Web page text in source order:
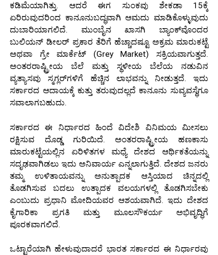
ಕಡಿಮೆಯಾಗಿತ್ತು. ಆದರೆ ಈಗ ಸುಂಕವು ಶೇಕಡಾ 15ಕ್ಕೆ
ಏರಿರುವುದರಿಂದ ಕಾನೂನುಬದ್ಧವಾಗಿ ಆಮದು ಮಾಡಿಕೊಳ್ಳುವುದು
ದುಬಾರಿಯಾಗಲಿದೆ. ಮುಂಬೈನ ಖಾಸಗಿ ಬ್ಯಾಂಕ್‌ವೊಂದರ
ಬುಲಿಯನ್ ಡೀಲರ್ ಪ್ರಕಾರ ತೆರಿಗೆ ಹೆಚ್ಚಾದಷ್ಟೂ ಅಕ್ರಮ ಮಾರುಕಟ್ಟೆ
ಅಥವಾ ಗ್ರೇ ಮಾರ್ಕೆಟ್ (Grey Market) ಸಕ್ರಿಯವಾಗುತ್ತದೆ.
ಅಂತರರಾಷ್ಟ್ರೀಯ ಬೆಲೆ ಮತ್ತು ಸ್ಥಳೀಯ ಬೆಲೆಯ ನಡುವಿನ
ವ್ಯತ್ಯಾಸವು ಸ್ಮಗ್ಲರ್‌ಗಳಿಗೆ ಹೆಚ್ಚಿನ ಲಾಭವನ್ನು ನೀಡುತ್ತದೆ. ಇದು
ಸರ್ಕಾರದ ಆದಾಯಕ್ಕೆ ಕುತ್ತು ತರುವುದಲ್ಲದೆ ಕಾನೂನು ಸುವ್ಯವಸ್ಥೆಗೂ
ಸವಾಲಾಗಬಹುದು.
ಸರ್ಕಾರದ ಈ ನಿರ್ಧಾರದ ಹಿಂದೆ ವಿದೇಶಿ ವಿನಿಮಯ ಮೀಸಲು
ರಕ್ಷಿಸುವ ದೊಡ್ಡ ಗುರಿಯಿದೆ. ಅಂತರರಾಷ್ಟ್ರೀಯ ಹಣಕಾಸು
ಮಾರುಕಟ್ಟೆಯಲ್ಲಿನ ಏರಿಳಿತಗಳ ಮಧ್ಯೆ ದೇಶದ ಆರ್ಥಿಕತೆಯನ್ನು
ಸದೃಢವಾಗಿಡಲು ಇದು ಅನಿವಾರ್ಯ ಎನ್ನಲಾಗುತ್ತಿದೆ. ದೇಶದ ಜನರು
ತಮ್ಮ ಉಳಿತಾಯವನ್ನು ಅನುತ್ಪಾದಕ ಆಸ್ತಿಯಾದ ಚಿನ್ನದಲ್ಲಿ
ತೊಡಗಿಸುವ ಬದಲು ಉತ್ಪಾದಕ ವಲಯಗಳಲ್ಲಿ ತೊಡಗಿಸಬೇಕು
ಎಂಬುದು ಪ್ರಧಾನಿ ಮೋದಿಯವರ ಆಶಯವಾಗಿದೆ. ಇದು ದೇಶದ
ಕೈಗಾರಿಕಾ ಪ್ರಗತಿ ಮತ್ತು ಮೂಲಸೌಕರ್ಯ ಅಭಿವೃದ್ಧಿಗೆ
ಪೂರಕವಾಗಲಿದೆ.
ಒಟ್ಟಾರೆಯಾಗಿ ಹೇಳುವುದಾದರೆ ಭಾರತ ಸರ್ಕಾರದ ಈ ನಿರ್ಧಾರವು